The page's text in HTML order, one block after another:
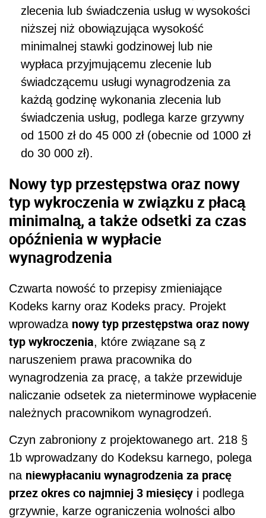
zlecenia lub świadczenia usług w wysokości
niższej niż obowiązująca wysokość
minimalnej stawki godzinowej lub nie
wypłaca przyjmującemu zlecenie lub
świadczącemu usługi wynagrodzenia za
każdą godzinę wykonania zlecenia lub
świadczenia usług, podlega karze grzywny
od 1500 zł do 45 000 zł (obecnie od 1000 zł
do 30 000 zł).
Nowy typ przestępstwa oraz nowy
typ wykroczenia w związku z płacą
minimalną, a także odsetki za czas
opóźnienia w wypłacie
wynagrodzenia
Czwarta nowość to przepisy zmieniające
Kodeks karny oraz Kodeks pracy. Projekt
wprowadza nowy typ przestępstwa oraz nowy
typ wykroczenia, które związane są z
naruszeniem prawa pracownika do
wynagrodzenia za pracę, a także przewiduje
naliczanie odsetek za nieterminowe wypłacenie
należnych pracownikom wynagrodzeń.
Czyn zabroniony z projektowanego art. 218 §
1b wprowadzany do Kodeksu karnego, polega
na niewypłacaniu wynagrodzenia za pracę
przez okres co najmniej 3 miesięcy i podlega
grzywnie, karze ograniczenia wolności albo